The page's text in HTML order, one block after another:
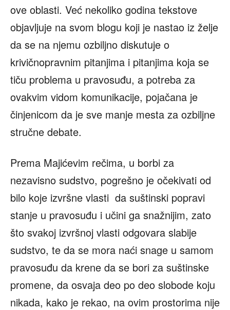
ove oblasti. Već nekoliko godina tekstove
objavljuje na svom blogu koji je nastao iz želje
da se na njemu ozbiljno diskutuje o
krivičnopravnim pitanjima i pitanjima koja se
tiču problema u pravosuđu, a potreba za
ovakvim vidom komunikacije, pojačana je
činjenicom da je sve manje mesta za ozbiljne
stručne debate.
Prema Majićevim rečima, u borbi za
nezavisno sudstvo, pogrešno je očekivati od
bilo koje izvršne vlasti da suštinski popravi
stanje u pravosuđu i učini ga snažnijim, zato
što svakoj izvršnoj vlasti odgovara slabije
sudstvo, te da se mora naći snage u samom
pravosuđu da krene da se bori za suštinske
promene, da osvaja deo po deo slobode koju
nikada, kako je rekao, na ovim prostorima nije